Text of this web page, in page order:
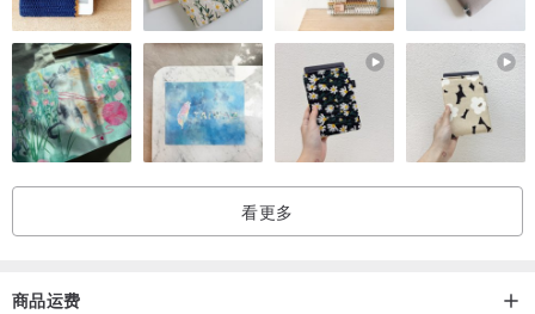
致大底脱落现象
!愈自然的皮革愈会有小疙瘩是正常现象
!鞋面皮革如果有不均匀色块 是我们喜欢仿旧复古效果特地请师傅手工
擦色 也是很正常的
==================================
画儿的鞋子都是自己打版设计的
不用担心到处撞鞋
看更多
商品运费